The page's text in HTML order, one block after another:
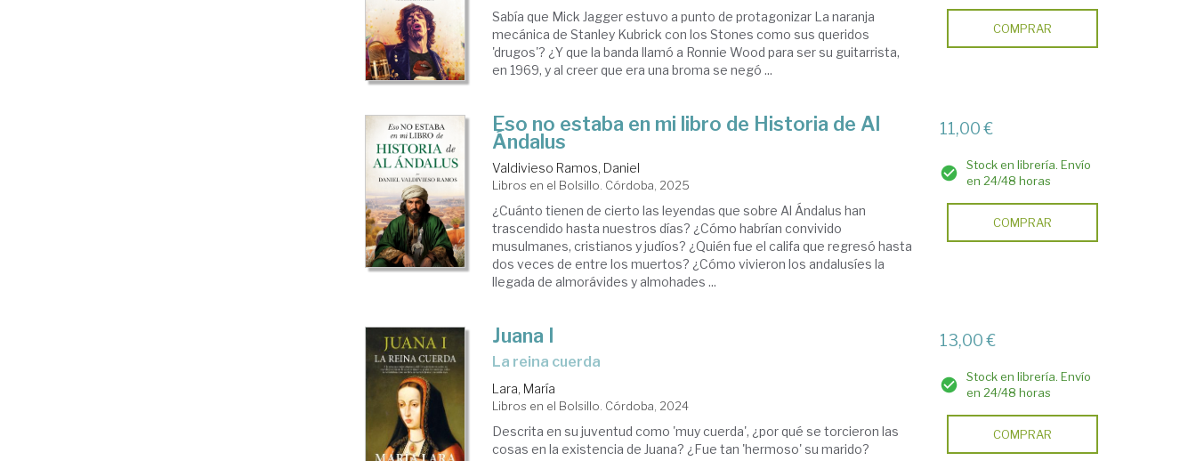
Sabía que Mick Jagger estuvo a punto de protagonizar La naranja
mecánica de Stanley Kubrick con los Stones como sus queridos
'drugos'? ¿Y que la banda llamó a Ronnie Wood para ser su guitarrista,
en 1969, y al creer que era una broma se negó ...
COMPRAR
Eso no estaba en mi libro de Historia de Al
Ándalus
Valdivieso Ramos, Daniel
Libros en el Bolsillo. Córdoba, 2025
¿Cuánto tienen de cierto las leyendas que sobre Al Ándalus han
trascendido hasta nuestros días? ¿Cómo habrían convivido
musulmanes, cristianos y judíos? ¿Quién fue el califa que regresó hasta
dos veces de entre los muertos? ¿Cómo vivieron los andalusíes la
llegada de almorávides y almohades ...
11,00 €
Stock en librería. Envío
en 24/48 horas
COMPRAR
Juana I
la reina cuerda
Lara, María
Libros en el Bolsillo. Córdoba, 2024
Descrita en su juventud como 'muy cuerda', ¿por qué se torcieron las
cosas en la existencia de Juana? ¿Fue tan 'hermoso' su marido?
13,00 €
Stock en librería. Envío
en 24/48 horas
COMPRAR